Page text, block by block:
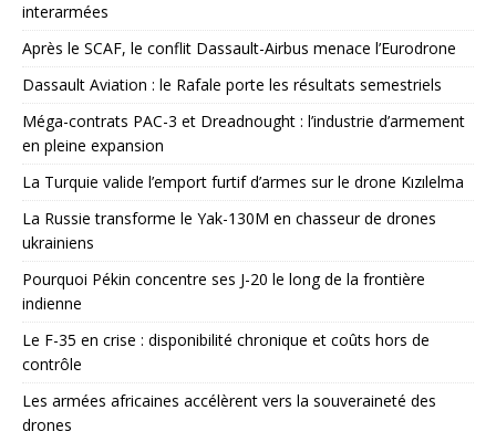
interarmées
Après le SCAF, le conflit Dassault-Airbus menace l’Eurodrone
Dassault Aviation : le Rafale porte les résultats semestriels
Méga-contrats PAC-3 et Dreadnought : l’industrie d’armement
en pleine expansion
La Turquie valide l’emport furtif d’armes sur le drone Kızılelma
La Russie transforme le Yak-130M en chasseur de drones
ukrainiens
Pourquoi Pékin concentre ses J-20 le long de la frontière
indienne
Le F-35 en crise : disponibilité chronique et coûts hors de
contrôle
Les armées africaines accélèrent vers la souveraineté des
drones